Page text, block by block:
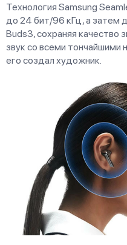
Технология Samsung
до 24 бит/96 кГц, а затем
Buds3, сохраняя качество
звук со всеми тончайшими
его создал художник.